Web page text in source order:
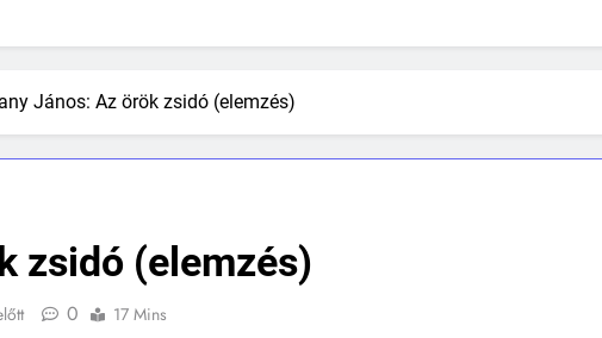
János: Az örök zsidó (elemzés)
zsidó (elemzés)
0 17 Mins